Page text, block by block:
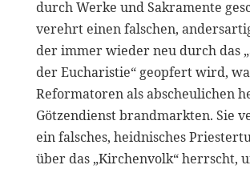
durch Werke und Sakramente
verehrt einen falschen,
der immer wieder neu durch das
der Eucharistie“ geopfert wird,
Reformatoren als abscheulichen
Götzendienst brandmarkten. Sie
ein falsches, heidnisches
über das „Kirchenvolk“ herrscht,